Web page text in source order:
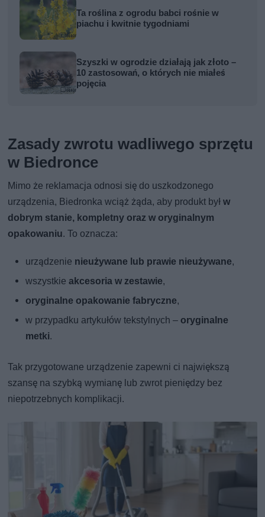
Ta roślina z ogrodu babci rośnie w
piachu i kwitnie tygodniami
Szyszki w ogrodzie działają jak złoto –
10 zastosowań, o których nie miałeś
pojęcia
Zasady zwrotu wadliwego sprzętu
w Biedronce
Mimo że reklamacja odnosi się do uszkodzonego
urządzenia, Biedronka wciąż żąda, aby produkt byłw
dobrym stanie, kompletny oraz w oryginalnym
opakowaniu. To oznacza:
urządzenie nieużywane lub prawie nieużywane,
wszystkieakcesoria w zestawie,
oryginalne opakowanie fabryczne,
w przypadku artykułów tekstylnych – oryginalne
metki.
Tak przygotowane urządzenie zapewni ci największą
szansę na szybką wymianę lub zwrot pieniędzy bez
niepotrzebnych komplikacji.